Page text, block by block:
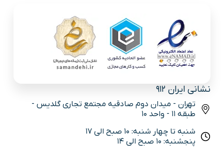
نشانی ایران 912
تهران - میدان دوم صادقیه مجتمع تجاری گلدیس -
طبقه 11 - واحد 10
شنبه تا چهار شنبه: 10 صبح الی 17
پنجشنبه: 10 صبح الی 14